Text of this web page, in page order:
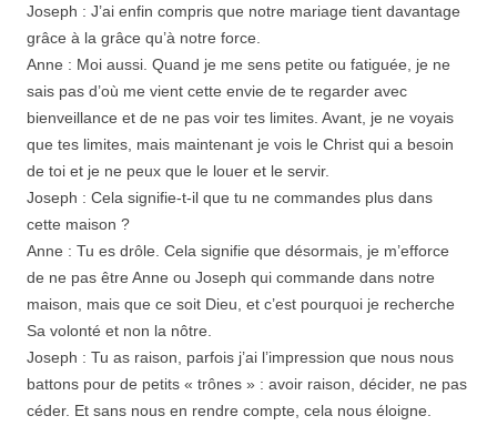
Joseph : J’ai enfin compris que notre mariage tient davantage
grâce à la grâce qu’à notre force.
Anne : Moi aussi. Quand je me sens petite ou fatiguée, je ne
sais pas d’où me vient cette envie de te regarder avec
bienveillance et de ne pas voir tes limites. Avant, je ne voyais
que tes limites, mais maintenant je vois le Christ qui a besoin
de toi et je ne peux que le louer et le servir.
Joseph : Cela signifie-t-il que tu ne commandes plus dans
cette maison ?
Anne : Tu es drôle. Cela signifie que désormais, je m’efforce
de ne pas être Anne ou Joseph qui commande dans notre
maison, mais que ce soit Dieu, et c’est pourquoi je recherche
Sa volonté et non la nôtre.
Joseph : Tu as raison, parfois j’ai l’impression que nous nous
battons pour de petits « trônes » : avoir raison, décider, ne pas
céder. Et sans nous en rendre compte, cela nous éloigne.